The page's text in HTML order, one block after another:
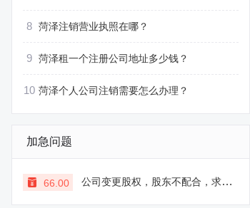
8 菏泽注销营业执照在哪？
9 菏泽租一个注册公司地址多少钱？
10 菏泽个人公司注销需要怎么办理？
加急问题
66.00 公司变更股权，股东不配合，求支招